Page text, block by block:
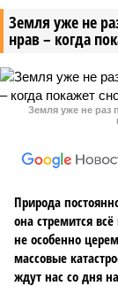
Земля уже не
нрав – когда
Земля уже не раз
Природа
она стремится
не особенно
массовые
ждут нас со дня